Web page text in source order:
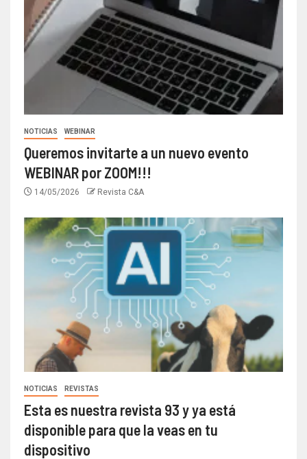
NOTICIAS WEBINAR
Queremos invitarte a un nuevo evento
WEBINAR por ZOOM!!!
14/05/2026 Revista C&A
NOTICIAS REVISTAS
Esta es nuestra revista 93 y ya está
disponible para que la veas en tu
dispositivo